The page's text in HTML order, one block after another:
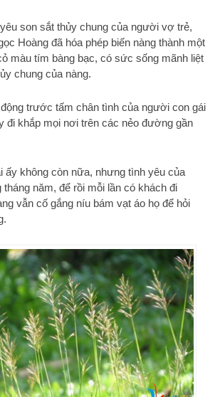
son sắt thủy chung của người vợ trẻ,
Hoàng đã hóa phép biến nàng thành một
màu tím bàng bạc, có sức sống mãnh liệt
chung của nàng.
trước tấm chân tình của người con gái
đi khắp mọi nơi trên các nẻo đường gần
ấy không còn nữa, nhưng tình yêu của
tháng năm, để rồi mỗi lần có khách đi
vẫn cố gắng níu bám vạt áo họ để hỏi